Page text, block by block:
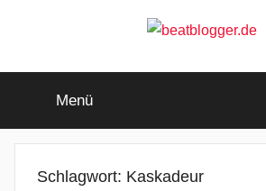
beatblogger.de
beat
goes
Menü
Schlagwort: Kaskadeur